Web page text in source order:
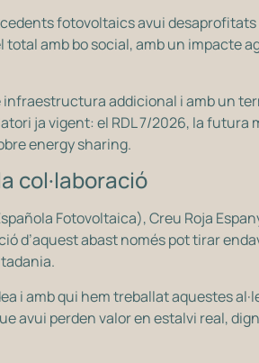
fotovoltaics avui
amb bo social, amb un impacte
addicional i amb un
ja vigent: el RDL 7/2026, la
energy sharing.
col·laboració
Fotovoltaica), Creu Roja
d’aquest abast només pot tirar
i amb qui hem treballat aquestes
avui perden valor en estalvi real,